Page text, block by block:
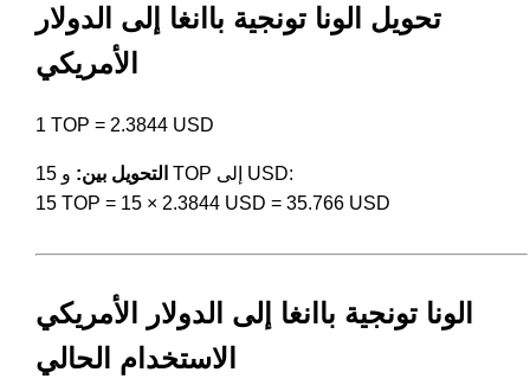
تحويل الونا تونجية باانغا إلى الدولار
الأمريكي
1 TOP = 2.3844 USD
التحويل بين:
و 15 TOP إلى USD:
15 TOP = 15 × 2.3844 USD = 35.766 USD
الونا تونجية باانغا إلى الدولار الأمريكي
الاستخدام الحالي